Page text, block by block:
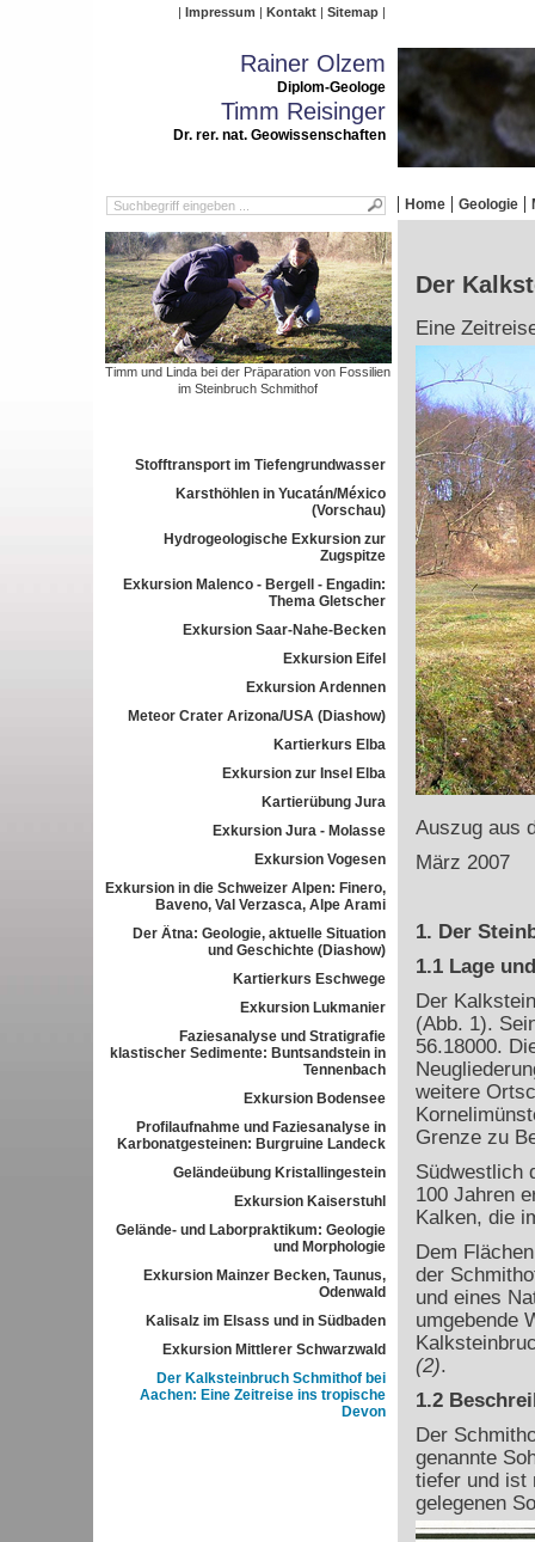
Impressum Kontakt Sitemap
Rainer Olzem
Diplom-Geologe
Timm Reisinger
Dr. rer. nat. Geowissenschaften
Home Geologie
Timm und Linda bei der Präparation von Fossilien
im Steinbruch Schmithof
Stofftransport im Tiefengrundwasser
Karsthöhlen in Yucatán/México
(Vorschau)
Hydrogeologische Exkursion zur
Zugspitze
Exkursion Malenco - Bergell - Engadin:
Thema Gletscher
Exkursion Saar-Nahe-Becken
Exkursion Eifel
Exkursion Ardennen
Meteor Crater Arizona/USA (Diashow)
Kartierkurs Elba
Exkursion zur Insel Elba
Kartierübung Jura
Exkursion Jura - Molasse
Exkursion Vogesen
Exkursion in die Schweizer Alpen: Finero,
Baveno, Val Verzasca, Alpe Arami
Der Ätna: Geologie, aktuelle Situation
und Geschichte (Diashow)
Kartierkurs Eschwege
Exkursion Lukmanier
Faziesanalyse und Stratigrafie
klastischer Sedimente: Buntsandstein in
Tennenbach
Exkursion Bodensee
Profilaufnahme und Faziesanalyse in
Karbonatgesteinen: Burgruine Landeck
Geländeübung Kristallingestein
Exkursion Kaiserstuhl
Gelände- und Laborpraktikum: Geologie
und Morphologie
Exkursion Mainzer Becken, Taunus,
Odenwald
Kalisalz im Elsass und in Südbaden
Exkursion Mittlerer Schwarzwald
Der Kalksteinbruch Schmithof bei
Aachen: Eine Zeitreise ins tropische
Devon
Der
Eine
Auszug aus
März 2007
1. Der
1.1 Lage
Der
(Abb. 1).
56.18000.
weitere
Grenze zu
Südwestlich
100 Jahren
Kalken, die
Dem
der
und eines
umgebende
(2).
1.2
Der
genannte
tiefer und ist
gelegenen